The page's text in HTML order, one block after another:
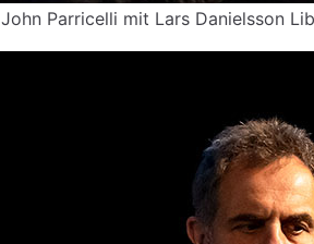
John Parricelli mit Lars Danielsson